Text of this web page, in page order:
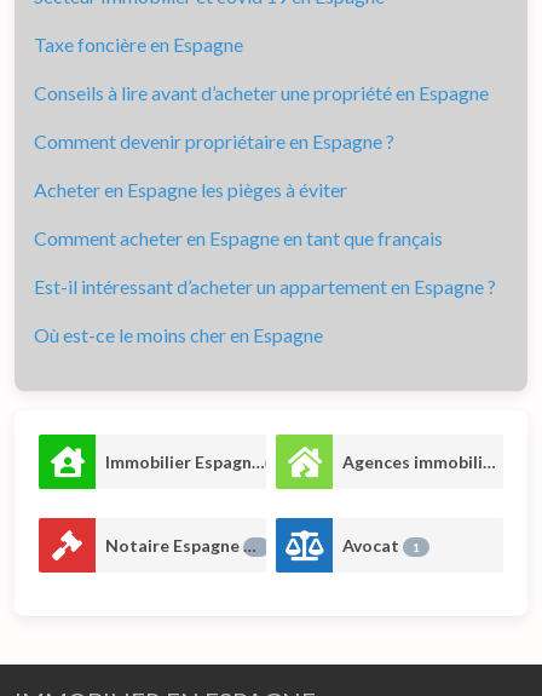
Taxe foncière en Espagne
Conseils à lire avant d’acheter une propriété en Espagne
Comment devenir propriétaire en Espagne ?
Acheter en Espagne les pièges à éviter
Comment acheter en Espagne en tant que français
Est-il intéressant d’acheter un appartement en Espagne ?
Où est-ce le moins cher en Espagne
Immobilier Espagne Agences immobilières
Notaire Espagne1 Avocat 1